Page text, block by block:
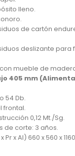
lleno.
de cartón
deslizante para
mueble de
405 mm
54 Db.
frontal.
0,12 Mt./Sg.
de corte: 3 años.
x Al) 660 x 560 x